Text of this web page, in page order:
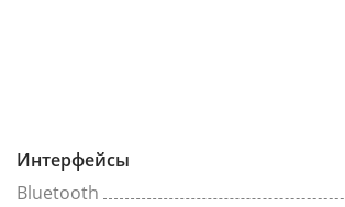
Интерфейсы
Bluetooth